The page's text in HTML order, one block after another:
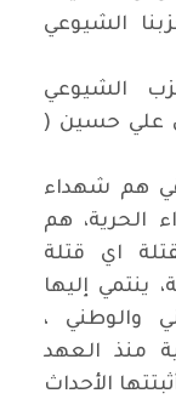
الشيوعي
الشيوعي
علي حسين (
هم شهداء
هم
اي قتلة
إليها
والوطني ،
منذ العهد
الأحداث